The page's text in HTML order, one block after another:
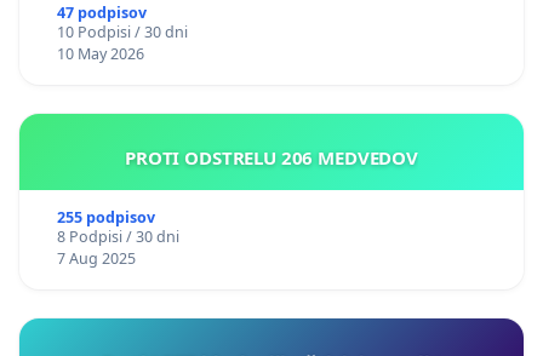
47 podpisov
10 Podpisi / 30 dni
10 May 2026
PROTI ODSTRELU 206 MEDVEDOV
255 podpisov
8 Podpisi / 30 dni
7 Aug 2025